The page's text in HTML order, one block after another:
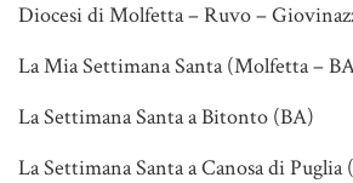
Diocesi di Molfetta – Ruvo –
La Mia Settimana Santa (Molfetta –
La Settimana Santa a Bitonto (BA)
La Settimana Santa a Canosa di Puglia